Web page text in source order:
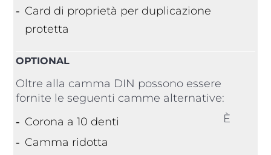
Card di proprietà per duplicazione
protetta
OPTIONAL
Oltre alla camma DIN possono essere
fornite le seguenti camme alternative:
Corona a 10 denti
Camma ridotta
È